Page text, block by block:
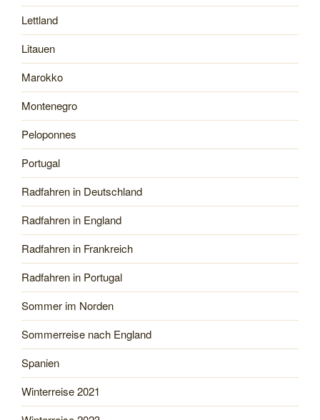
Lettland
Litauen
Marokko
Montenegro
Peloponnes
Portugal
Radfahren in Deutschland
Radfahren in England
Radfahren in Frankreich
Radfahren in Portugal
Sommer im Norden
Sommerreise nach England
Spanien
Winterreise 2021